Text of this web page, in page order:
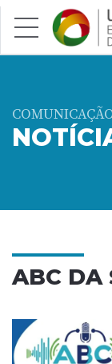
Saltar para
ABC DA